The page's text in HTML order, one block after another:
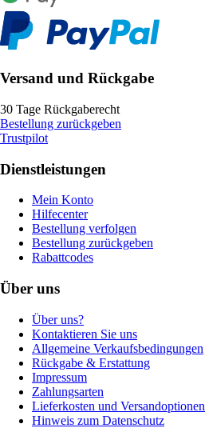
Versand und Rückgabe
30 Tage Rückgaberecht
Bestellung zurückgeben
Trustpilot
Dienstleistungen
Mein Konto
Hilfecenter
Bestellung verfolgen
Bestellung zurückgeben
Rabattcodes
Über uns
Über uns?
Kontaktieren Sie uns
Allgemeine Verkaufsbedingungen
Rückgabe & Erstattung
Impressum
Zahlungsarten
Lieferkosten und Versandoptionen
Hinweis zum Datenschutz